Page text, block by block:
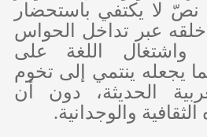
نصّ لا يكتفي باستحضار
خلقه عبر تداخل الحواس
واشتغال اللغة على
بما يجعله ينتمي إلى تخوم
الحديثة، دون أن
والوجدانية.